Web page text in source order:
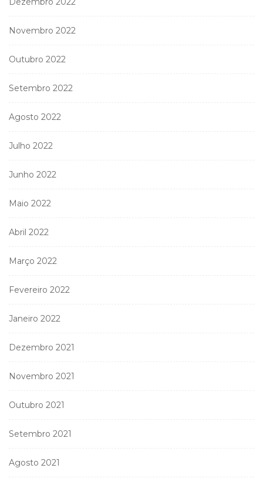
Novembro 2022
Outubro 2022
Setembro 2022
Agosto 2022
Julho 2022
Junho 2022
Maio 2022
Abril 2022
Março 2022
Fevereiro 2022
Janeiro 2022
Dezembro 2021
Novembro 2021
Outubro 2021
Setembro 2021
Agosto 2021